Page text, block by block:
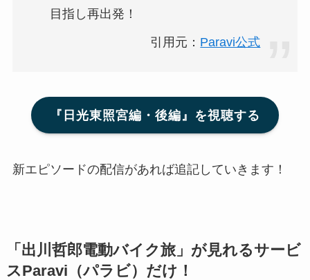
目指し再出発！
引用元： Paravi公式
『日光東照宮編・後編』を視聴する
新エピソードの配信があれば追記していきます！
「出川哲郎電動バイク旅」が見れるサービ
スParavi（パラビ）だけ！